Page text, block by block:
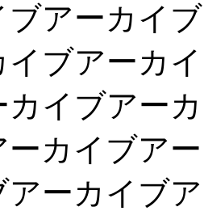
ブアーカイ
イブアーカ
カイブアー
ーカイブア
アーカイブ